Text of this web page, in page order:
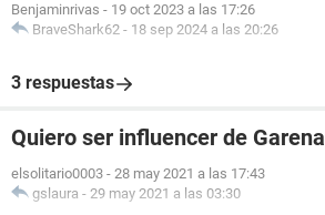
Benjaminrivas - 19 oct 2023 a las 17:26
BraveShark62 - 18 sep 2024 a las 20:26
3 respuestas
Quiero ser influencer de Garena
elsolitario0003 - 28 may 2021 a las 17:43
gslaura - 29 may 2021 a las 03:30